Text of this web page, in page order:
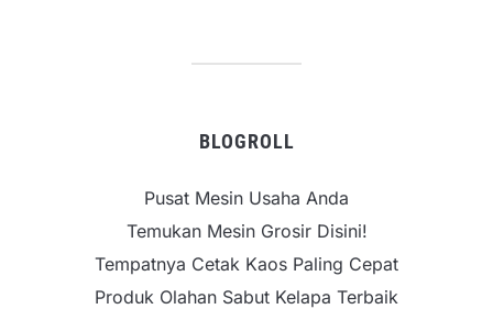
BLOGROLL
Pusat Mesin Usaha Anda
Temukan Mesin Grosir Disini!
Tempatnya Cetak Kaos Paling Cepat
Produk Olahan Sabut Kelapa Terbaik